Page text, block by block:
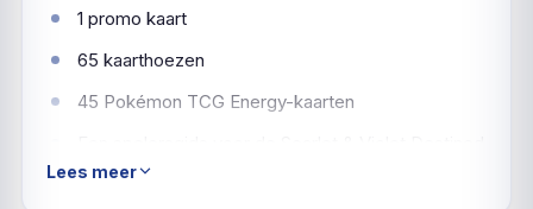
1 promo kaart
65 kaarthoezen
45 Pokémon TCG Energy-kaarten
Rivals uitbreiding
Lees meer